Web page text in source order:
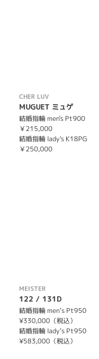
CHER LUV
MUGUET ミュゲ
結婚指輪 men's Pt900
￥215,000
結婚指輪 lady's K18PG
￥250,000
MEISTER
122 / 131D
結婚指輪 men‘s Pt950
¥330,000（税込）
結婚指輪 lady’s Pt950
¥583,000（税込）